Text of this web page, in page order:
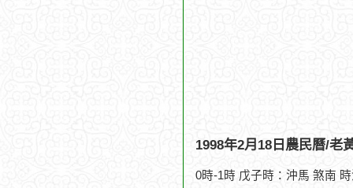
1998年2月18日農民曆/老
0時-1時 戊子時：沖馬 煞南